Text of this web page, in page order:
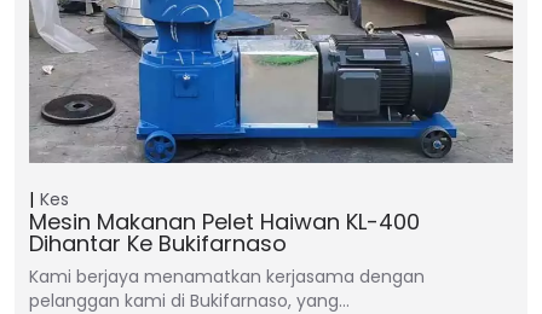
Kes
Mesin Makanan Pelet Haiwan KL-400
Dihantar Ke Bukifarnaso
Kami berjaya menamatkan kerjasama dengan
pelanggan kami di Bukifarnaso, yang…